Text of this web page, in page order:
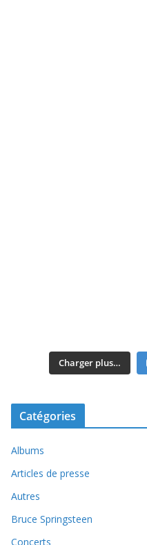
Charger plus…
Catégories
Albums
Articles de presse
Autres
Bruce Springsteen
Concerts